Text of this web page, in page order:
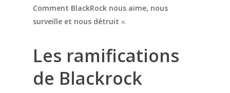
Comment BlackRock nous aime, nous
surveille et nous détruit ».
Les ramifications
de Blackrock